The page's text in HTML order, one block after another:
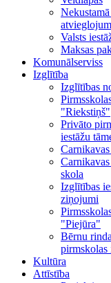
Valsts
Maksas
Komunālserviss
Izglītība
Izglītības
"Riekstiņš"
Privāto
iestāžu
skola
Izglītības
ziņojumi
"Piejūra"
Bērnu
pirmskolas
Kultūra
Attīstība